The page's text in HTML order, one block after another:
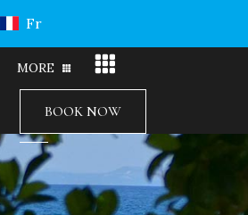
Fr
MORE
BOOK NOW